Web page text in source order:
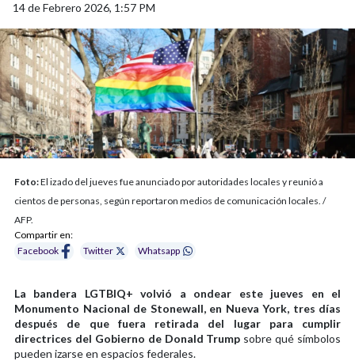
14 de Febrero 2026, 1:57 PM
Foto:El izado del jueves fue anunciado por autoridades locales y reunió a
cientos de personas, según reportaron medios de comunicación locales. /
AFP.
Compartir en:
Facebook
Twitter Whatsapp
La bandera LGTBIQ+ volvió a ondear este jueves en el
Monumento Nacional de Stonewall, en Nueva York, tres días
después de que fuera retirada del lugar para cumplir
directrices del Gobierno de Donald Trump sobre qué símbolos
pueden izarse en espacios federales.